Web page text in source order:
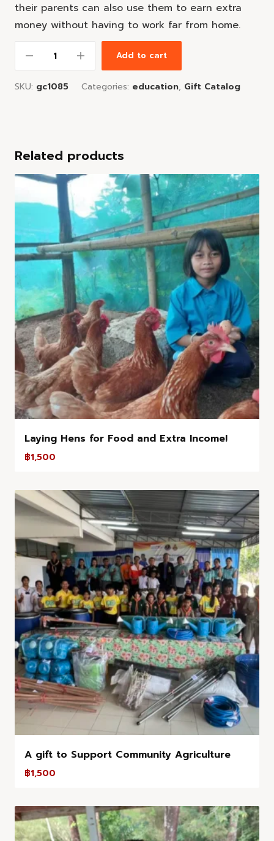
their parents can also use them to earn extra
money without having to work far from home.
Add to cart
SKU: gc1085 Categories: education, Gift Catalog
Related products
Laying Hens for Food and Extra Income!
฿1,500
A gift to Support Community Agriculture
฿1,500